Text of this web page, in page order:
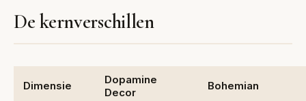
De kernverschillen
Dimensie
Dopamine
Decor
Bohemian